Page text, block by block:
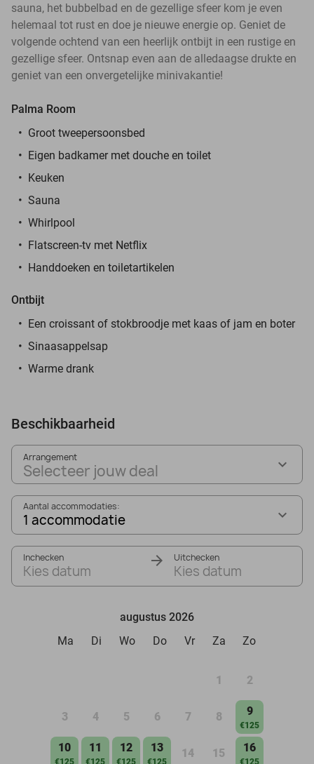
sauna, het bubbelbad en de gezellige sfeer kom je even
helemaal tot rust en doe je nieuwe energie op. Geniet de
volgende ochtend van een heerlijk ontbijt in een rustige en
gezellige sfeer. Ontsnap even aan de alledaagse drukte en
geniet van een onvergetelijke minivakantie!
Palma Room
Groot tweepersoonsbed
Eigen badkamer met douche en toilet
Keuken
Sauna
Whirlpool
Flatscreen-tv met Netflix
Handdoeken en toiletartikelen
Ontbijt
Een croissant of stokbroodje met kaas of jam en boter
Sinaasappelsap
Warme drank
Beschikbaarheid
Arrangement
Selecteer jouw deal
Aantal accommodaties:
1 accommodatie
Inchecken
Kies datum
Uitchecken
Kies datum
augustus 2026
Ma
Di Wo Do Vr Za Zo
1 2
3 4 5 6 7 8 9
€125
10
€125
11
€125
12
€125
13
€125
14 15 16
€125